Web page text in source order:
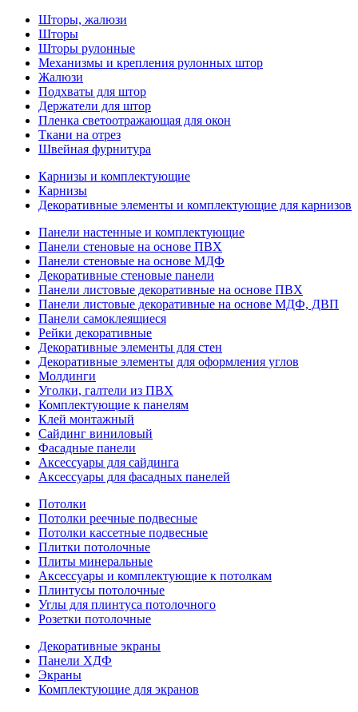
Шторы, жалюзи
Шторы
Шторы рулонные
Механизмы и крепления рулонных штор
Жалюзи
Подхваты для штор
Держатели для штор
Пленка светоотражающая для окон
Ткани на отрез
Швейная фурнитура
Карнизы и комплектующие
Карнизы
Декоративные элементы и комплектующие для карнизов
Панели настенные и комплектующие
Панели стеновые на основе ПВХ
Панели стеновые на основе МДФ
Декоративные стеновые панели
Панели листовые декоративные на основе ПВХ
Панели листовые декоративные на основе МДФ, ДВП
Панели самоклеящиеся
Рейки декоративные
Декоративные элементы для стен
Декоративные элементы для оформления углов
Молдинги
Уголки, галтели из ПВХ
Комплектующие к панелям
Клей монтажный
Сайдинг виниловый
Фасадные панели
Аксессуары для сайдинга
Аксессуары для фасадных панелей
Потолки
Потолки реечные подвесные
Потолки кассетные подвесные
Плитки потолочные
Плиты минеральные
Аксессуары и комплектующие к потолкам
Плинтусы потолочные
Углы для плинтуса потолочного
Розетки потолочные
Декоративные экраны
Панели ХДФ
Экраны
Комплектующие для экранов